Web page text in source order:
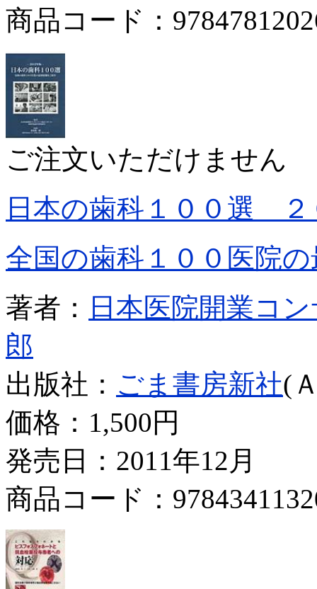
商品コード：
ご注文いただけません
日本の歯科１００選 ２
全国の歯科１００医院
著者：
日本医院開業コ
郎
出版社： ごま書房新社(
価格： 1,500円
発売日：2011年12月
商品コード：